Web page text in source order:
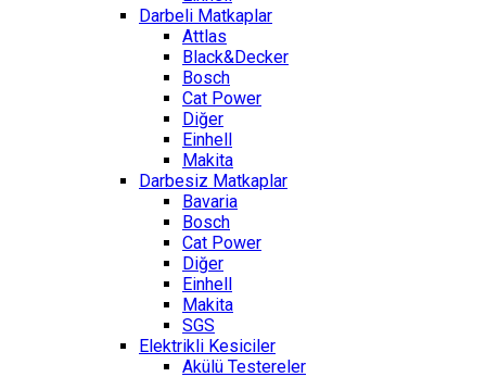
Darbeli Matkaplar
Attlas
Black&Decker
Bosch
Cat Power
Diğer
Einhell
Makita
Darbesiz Matkaplar
Bavaria
Bosch
Cat Power
Diğer
Einhell
Makita
SGS
Elektrikli Kesiciler
Akülü Testereler